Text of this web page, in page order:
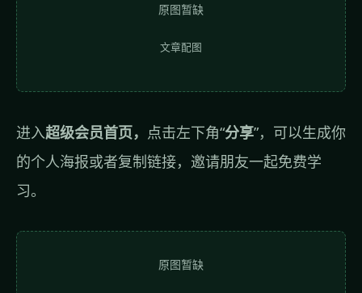
原图暂缺
文章配图
进入超级会员首页， 点击左下角“分享”，可以生成你
的个人海报或者复制链接，邀请朋友一起免费学
习。
原图暂缺